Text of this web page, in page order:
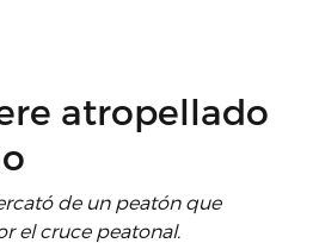
atropellado
de un peatón que
el cruce peatonal.